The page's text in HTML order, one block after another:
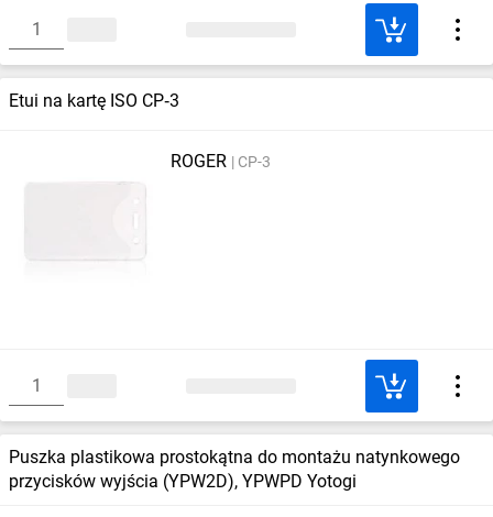
Etui na kartę ISO CP‑3
ROGER CP-3
Puszka plastikowa prostokątna do montażu natynkowego
przycisków wyjścia (YPW2D), YPWPD Yotogi